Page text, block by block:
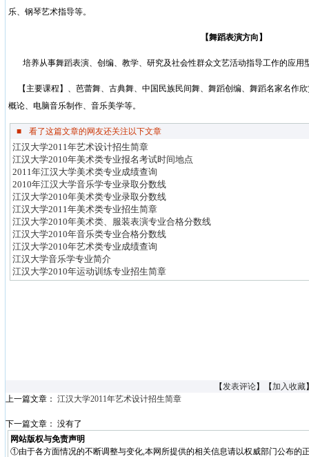
乐、钢琴艺术指导等。
【舞蹈表演方向】
培养从事舞蹈表演、创编、教学、研究及社会性群众文艺活动指导工作的应用
【主要课程】、芭蕾舞、古典舞、中国民族民间舞、舞蹈创编、舞蹈名家名作
概论、电脑音乐制作、音乐美学等。
■ 看了这篇文章的网友还关注以下文章
江汉大学2011年艺术设计招生简章
江汉大学2010年美术类专业报名考试时间地点
2011年江汉大学美术类专业成绩查询
2010年江汉大学音乐学专业录取分数线
江汉大学2010年美术类专业录取分数线
江汉大学2011年美术类专业招生简章
江汉大学2010年美术类、服装表演专业合格分数线
江汉大学2010年音乐类专业合格分数线
江汉大学2010年艺术类专业成绩查询
江汉大学音乐学专业简介
江汉大学2010年运动训练专业招生简章
【发表评论】【加入收藏
上一篇文章： 江汉大学2011年艺术设计招生简章
下一篇文章： 没有了
网站版权与免责声明
①由于各方面情况的不断调整与变化,本网所提供的相关信息请以权威部门公布的